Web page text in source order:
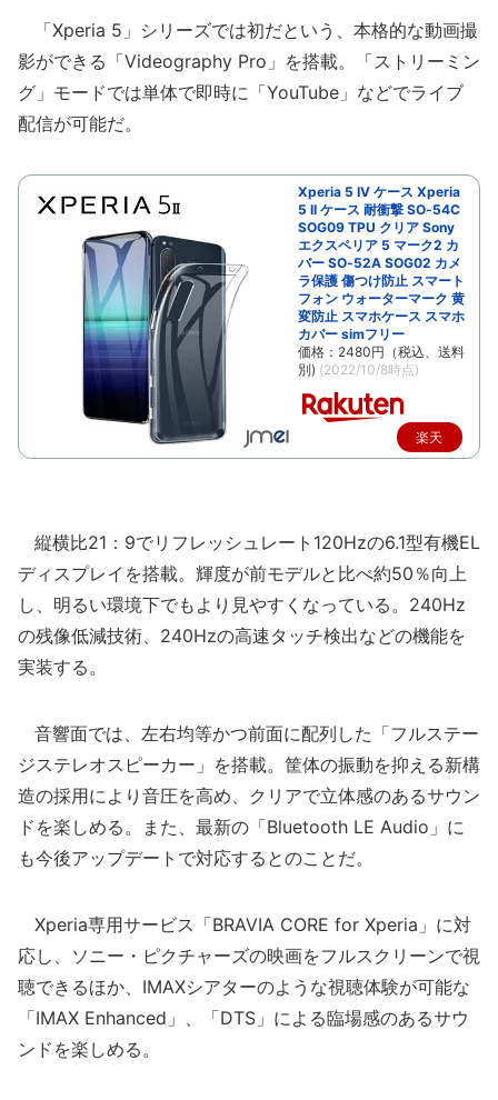
「Xperia 5」シリーズでは初だという、本格的な動画撮
影ができる「Videography Pro」を搭載。「ストリーミン
グ」モードでは単体で即時に「YouTube」などでライブ
配信が可能だ。
Xperia 5 IV ケース Xperia
5 II ケース 耐衝撃 SO-54C
SOG09 TPU クリア Sony
エクスペリア 5 マーク2 カ
バー SO-52A SOG02 カメ
ラ保護 傷つけ防止 スマート
フォン ウォーターマーク 黄
変防止 スマホケース スマホ
カバー simフリー
価格：2480円（税込、送料
別) (2022/10/8時点)
楽天
縦横比21：9でリフレッシュレート120Hzの6.1型有機EL
ディスプレイを搭載。輝度が前モデルと比べ約50％向上
し、明るい環境下でもより見やすくなっている。240Hz
の残像低減技術、240Hzの高速タッチ検出などの機能を
実装する。
音響面では、左右均等かつ前面に配列した「フルステー
ジステレオスピーカー」を搭載。筐体の振動を抑える新構
造の採用により音圧を高め、クリアで立体感のあるサウン
ドを楽しめる。また、最新の「Bluetooth LE Audio」に
も今後アップデートで対応するとのことだ。
Xperia専用サービス「BRAVIA CORE for Xperia」に対
応し、ソニー・ピクチャーズの映画をフルスクリーンで視
聴できるほか、IMAXシアターのような視聴体験が可能な
「IMAX Enhanced」、「DTS」による臨場感のあるサウ
ンドを楽しめる。